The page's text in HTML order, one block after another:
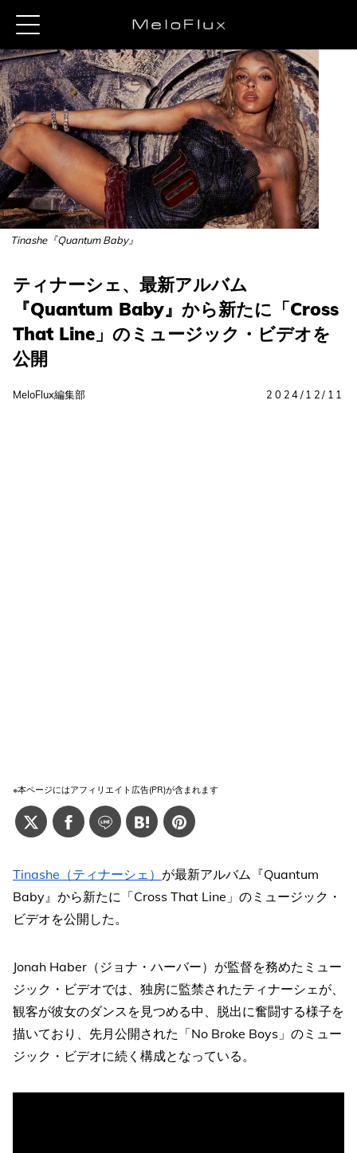
Tinashe『Quantum Baby』
ティナーシェ、最新アルバム
『Quantum Baby』から新たに「Cross
That Line」のミュージック・ビデオを
公開
MeloFlux編集部 2024/12/11
※本ページにはアフィリエイト広告(PR)が含まれます
Tinashe（ティナーシェ） が最新アルバム『Quantum
Baby』から新たに「Cross That Line」のミュージック・
ビデオを公開した。
Jonah Haber（ジョナ・ハーバー）が監督を務めたミュー
ジック・ビデオでは、独房に監禁されたティナーシェが、
観客が彼女のダンスを見つめる中、脱出に奮闘する様子を
描いており、先月公開された「No Broke Boys」のミュー
ジック・ビデオに続く構成となっている。